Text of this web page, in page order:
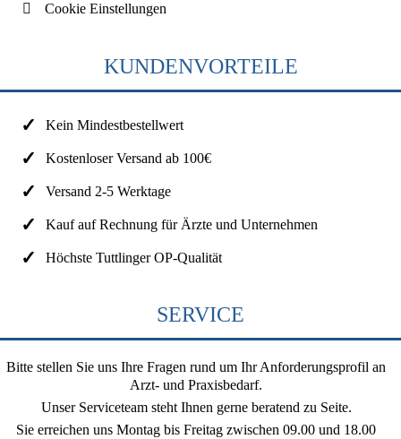
Cookie Einstellungen
KUNDENVORTEILE
Kein Mindestbestellwert
Kostenloser Versand ab 100€
Versand 2-5 Werktage
Kauf auf Rechnung für Ärzte und Unternehmen
Höchste Tuttlinger OP-Qualität
SERVICE
Bitte stellen Sie uns Ihre Fragen rund um Ihr Anforderungsprofil an
Arzt- und Praxisbedarf.
Unser Serviceteam steht Ihnen gerne beratend zu Seite.
Sie erreichen uns Montag bis Freitag zwischen 09.00 und 18.00